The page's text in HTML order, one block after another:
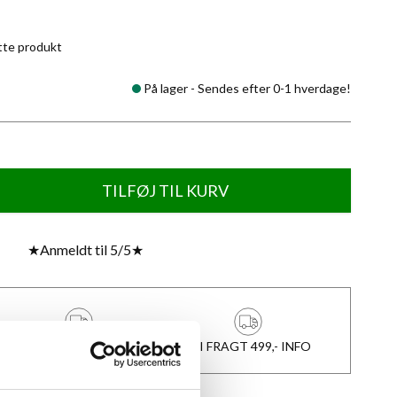
produkt
På lager - Sendes efter 0-1 hverdage!
TILFØJ TIL KURV
★Anmeldt til 5/5★
1-3 DAGES LEVERING FRI FRAGT 499,- INFO